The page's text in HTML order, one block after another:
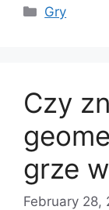
Categories
Gry
Czy
grze
February 28,